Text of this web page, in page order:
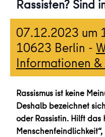
Rassisten? Sind
07.12.2023 um
10623 Berlin -
Informationen
Rassismus ist keine
Deshalb bezeichnet
oder Rassistin. Hilft das
Menschenfeindlichkeit“,